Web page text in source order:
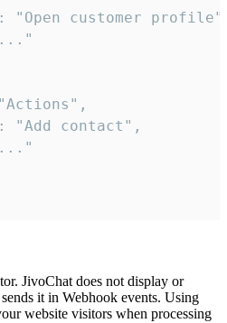
"Open customer
"Add contact",
JivoChat does not display or
it in Webhook events. Using
website visitors when processing